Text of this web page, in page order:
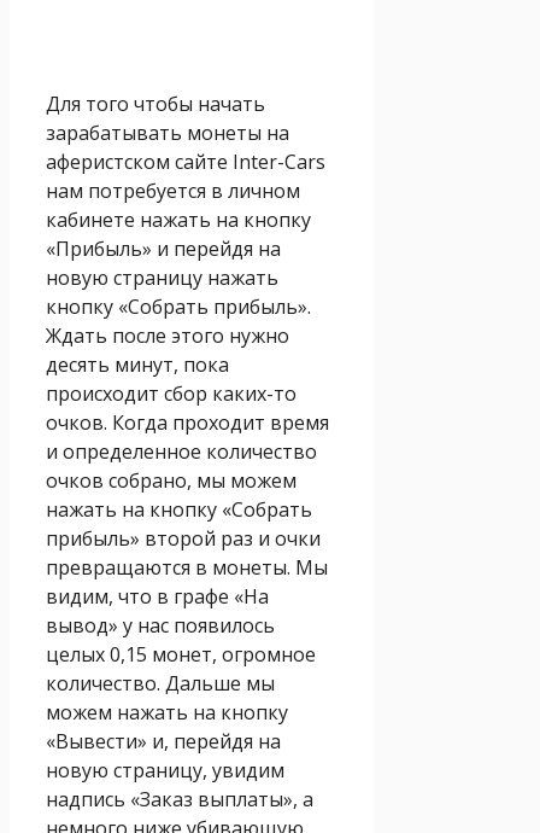
Для того чтобы начать
зарабатывать монеты на
аферистском сайте Inter-Cars
нам потребуется в личном
кабинете нажать на кнопку
«Прибыль» и перейдя на
новую страницу нажать
кнопку «Собрать прибыль».
Ждать после этого нужно
десять минут, пока
происходит сбор каких-то
очков. Когда проходит время
и определенное количество
очков собрано, мы можем
нажать на кнопку «Собрать
прибыль» второй раз и очки
превращаются в монеты. Мы
видим, что в графе «На
вывод» у нас появилось
целых 0,15 монет, огромное
количество. Дальше мы
можем нажать на кнопку
«Вывести» и, перейдя на
новую страницу, увидим
надпись «Заказ выплаты», а